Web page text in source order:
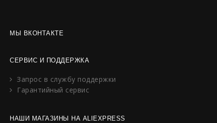
МЫ ВКОНТАКТЕ
СЕРВИС И ПОДДЕРЖКА
Запрос в службу поддержки
Гарантийный сервис
НАШИ МАГАЗИНЫ НА ALIEXPRESS